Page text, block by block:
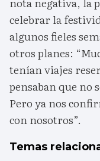
celebrar la
algunos fieles
otros planes:
tenían viajes
pensaban que no
Pero ya nos
con nosotros”.
Temas